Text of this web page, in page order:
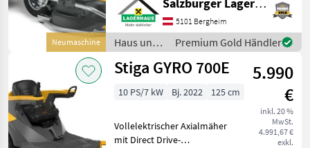
Neumaschine
selbst auf holprigen
Untergründen. All das dank
des leistungsstarken 586-
cm³- Zweizylindermotor S
5101 Bergheim
Haus und
Garten /
Stiga
Premium Gold Händler
Stiga GYRO 700E
5.990
€
inkl. 20 %
MwSt.
4.991,67 €
exkl.
10 PS/7 kW Bj. 2022 125 cm
Vollelektrischer Axialmäher
mit Direct Drive-